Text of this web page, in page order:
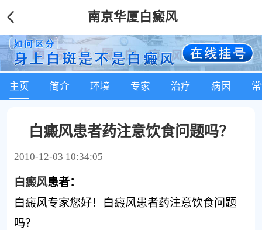
南京华厦白癜风
主页 简介 环境 专家 治疗 病因
白癜风患者药注意饮食问题吗？
2010-12-03 10:34:05
白癜风患者：
白癜风专家您好！白癜风患者药注意饮食问题
吗？